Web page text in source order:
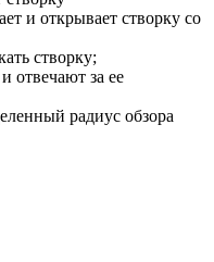
и открывает створку со
створку;
отвечают за ее
радиус обзора